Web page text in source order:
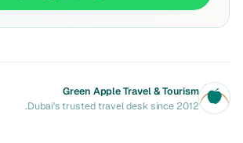
Green Apple Travel & Tourism
Dubai's trusted travel desk since 2012.